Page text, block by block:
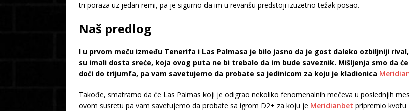
tri poraza uz jedan remi, pa je sigurno da im u revanšu predstoji izuzetno težak posao.
Naš predlog
I u prvom meču između Tenerifa i Las Palmasa je bilo jasno da je gost daleko ozbiljniji
su imali dosta sreće, koja ovog puta ne bi trebalo da im bude saveznik. Mišljenja smo da
doći do trijumfa, pa vam savetujemo da probate sa jedinicom za koju je kladionica
Takođe, smatramo da će Las Palmas koji je odigrao nekoliko fenomenalnih mečeva u poslednjih
ovom susretu pa vam savetujemo da probate sa igrom D2+ za koju je Meridianbet pripremio kvotu